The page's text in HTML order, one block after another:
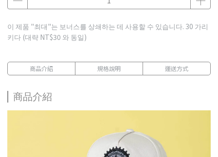
이 제품 "최대"는 보너스를 상쇄하는 데 사용할 수 있습니다. 30 가리
키다 (대략 NT$30 와 동일)
商品介紹 規格說明 運送方式
商品介紹